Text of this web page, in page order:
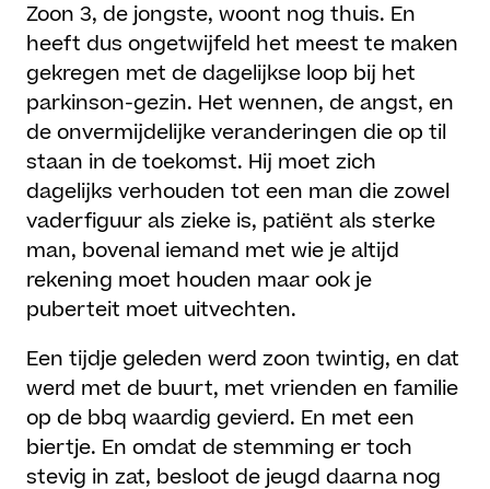
Zoon 3, de jongste, woont nog thuis. En
heeft dus ongetwijfeld het meest te maken
gekregen met de dagelijkse loop bij het
parkinson-gezin. Het wennen, de angst, en
de onvermijdelijke veranderingen die op til
staan in de toekomst. Hij moet zich
dagelijks verhouden tot een man die zowel
vaderfiguur als zieke is, patiënt als sterke
man, bovenal iemand met wie je altijd
rekening moet houden maar ook je
puberteit moet uitvechten.
Een tijdje geleden werd zoon twintig, en dat
werd met de buurt, met vrienden en familie
op de bbq waardig gevierd. En met een
biertje. En omdat de stemming er toch
stevig in zat, besloot de jeugd daarna nog